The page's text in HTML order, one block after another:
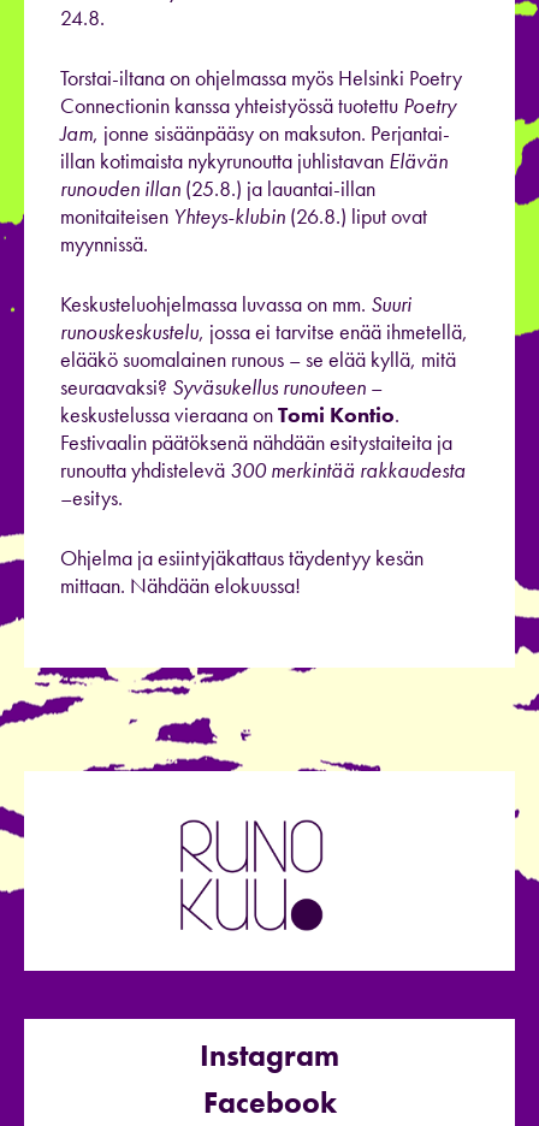
24.8.
Torstai-iltana on ohjelmassa myös Helsinki Poetry
Connectionin kanssa yhteistyössä tuotettu Poetry
Jam, jonne sisäänpääsy on maksuton. Perjantai-
illan kotimaista nykyrunoutta juhlistavan Elävän
runouden illan (25.8.) ja lauantai-illan
monitaiteisen Yhteys-klubin (26.8.) liput ovat
myynnissä.
Keskusteluohjelmassa luvassa on mm. Suuri
runouskeskustelu, jossa ei tarvitse enää ihmetellä,
elääkö suomalainen runous – se elää kyllä, mitä
seuraavaksi? Syväsukellus runouteen –
keskustelussa vieraana onTomi Kontio.
Festivaalin päätöksenä nähdään esitystaiteita ja
runoutta yhdistelevä 300 merkintää rakkaudesta
–esitys.
Ohjelma ja esiintyjäkattaus täydentyy kesän
mittaan. Nähdään elokuussa!
Instagram
Facebook